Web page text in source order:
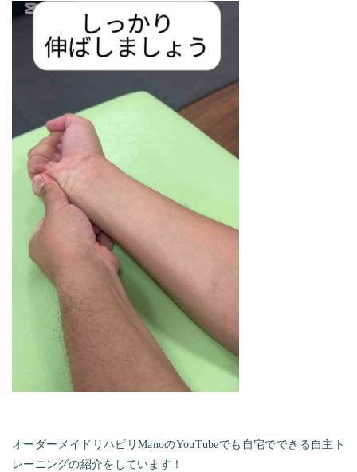
オーダーメイドリハビリManoのYouTubeでも自宅でできる自主ト
レーニングの紹介をしています！